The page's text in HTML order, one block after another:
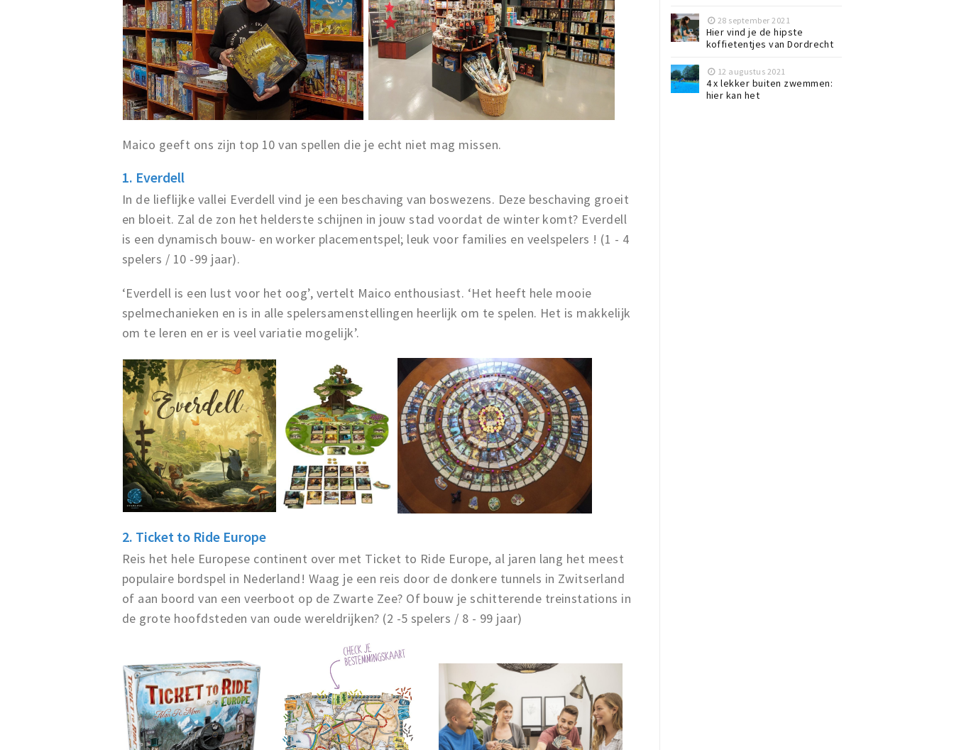
Maico geeft ons zijn top 10 van spellen die je echt niet mag missen.
1. Everdell
In de lieflijke vallei Everdell vind je een beschaving van boswezens. Deze beschaving groeit
en bloeit. Zal de zon het helderste schijnen in jouw stad voordat de winter komt? Everdell
is een dynamisch bouw- en worker placementspel; leuk voor families en veelspelers ! (1 - 4
spelers / 10 -99 jaar).
‘Everdell is een lust voor het oog’, vertelt Maico enthousiast. ‘Het heeft hele mooie
spelmechanieken en is in alle spelersamenstellingen heerlijk om te spelen. Het is makkelijk
om te leren en er is veel variatie mogelijk’.
2. Ticket to Ride Europe
Reis het hele Europese continent over met Ticket to Ride Europe, al jaren lang het meest
populaire bordspel in Nederland! Waag je een reis door de donkere tunnels in Zwitserland
of aan boord van een veerboot op de Zwarte Zee? Of bouw je schitterende treinstations in
de grote hoofdsteden van oude wereldrijken? (2 -5 spelers / 8 - 99 jaar)
28 september 2021
Hier vind je de hipste
koffietentjes van Dordrecht
12 augustus 2021
4 x lekker buiten zwemmen:
hier kan het